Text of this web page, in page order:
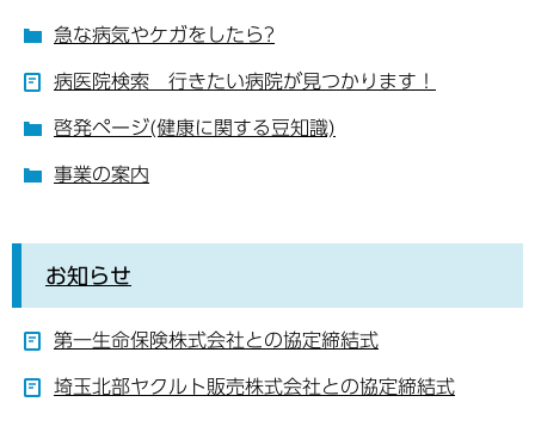
急な病気やケガをしたら?
病医院検索 行きたい病院が見つかります！
啓発ページ(健康に関する豆知識)
事業の案内
お知らせ
第一生命保険株式会社との協定締結式
埼玉北部ヤクルト販売株式会社との協定締結式